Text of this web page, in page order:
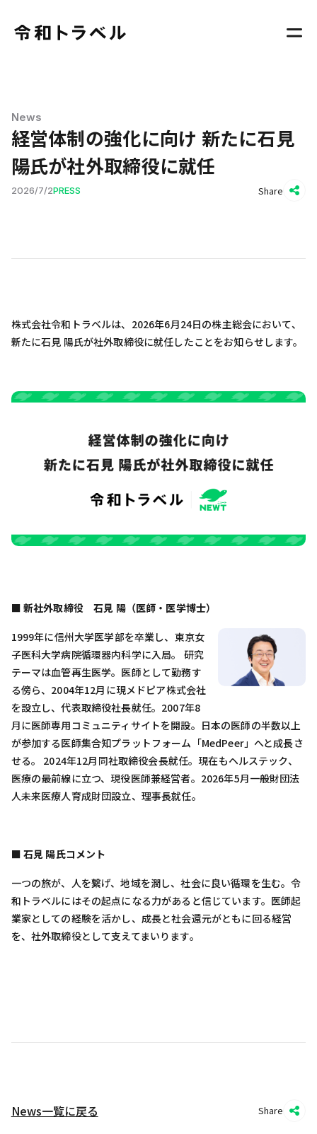
News
経営体制の強化に向け 新たに石見
陽氏が社外取締役に就任
2026/7/2PRESS Share
株式会社令和トラベルは、2026年6月24日の株主総会において、
新たに石見 陽氏が社外取締役に就任したことをお知らせします。
■ 新社外取締役 石見 陽（医師・医学博士）
1999年に信州大学医学部を卒業し、東京女
子医科大学病院循環器内科学に入局。 研究
テーマは血管再生医学。医師として勤務す
る傍ら、2004年12月に現メドピア株式会社
を設立し、代表取締役社長就任。2007年8
月に医師専用コミュニティサイトを開設。日本の医師の半数以上
が参加する医師集合知プラットフォーム「MedPeer」へと成長さ
せる。 2024年12月同社取締役会長就任。現在もヘルステック、
医療の最前線に立つ、現役医師兼経営者。2026年5月一般財団法
人未来医療人育成財団設立、理事長就任。
■ 石見 陽氏コメント
一つの旅が、人を繋げ、地域を潤し、社会に良い循環を生む。令
和トラベルにはその起点になる力があると信じています。医師起
業家としての経験を活かし、成長と社会還元がともに回る経営
を、社外取締役として支えてまいります。
News一覧に戻る Share